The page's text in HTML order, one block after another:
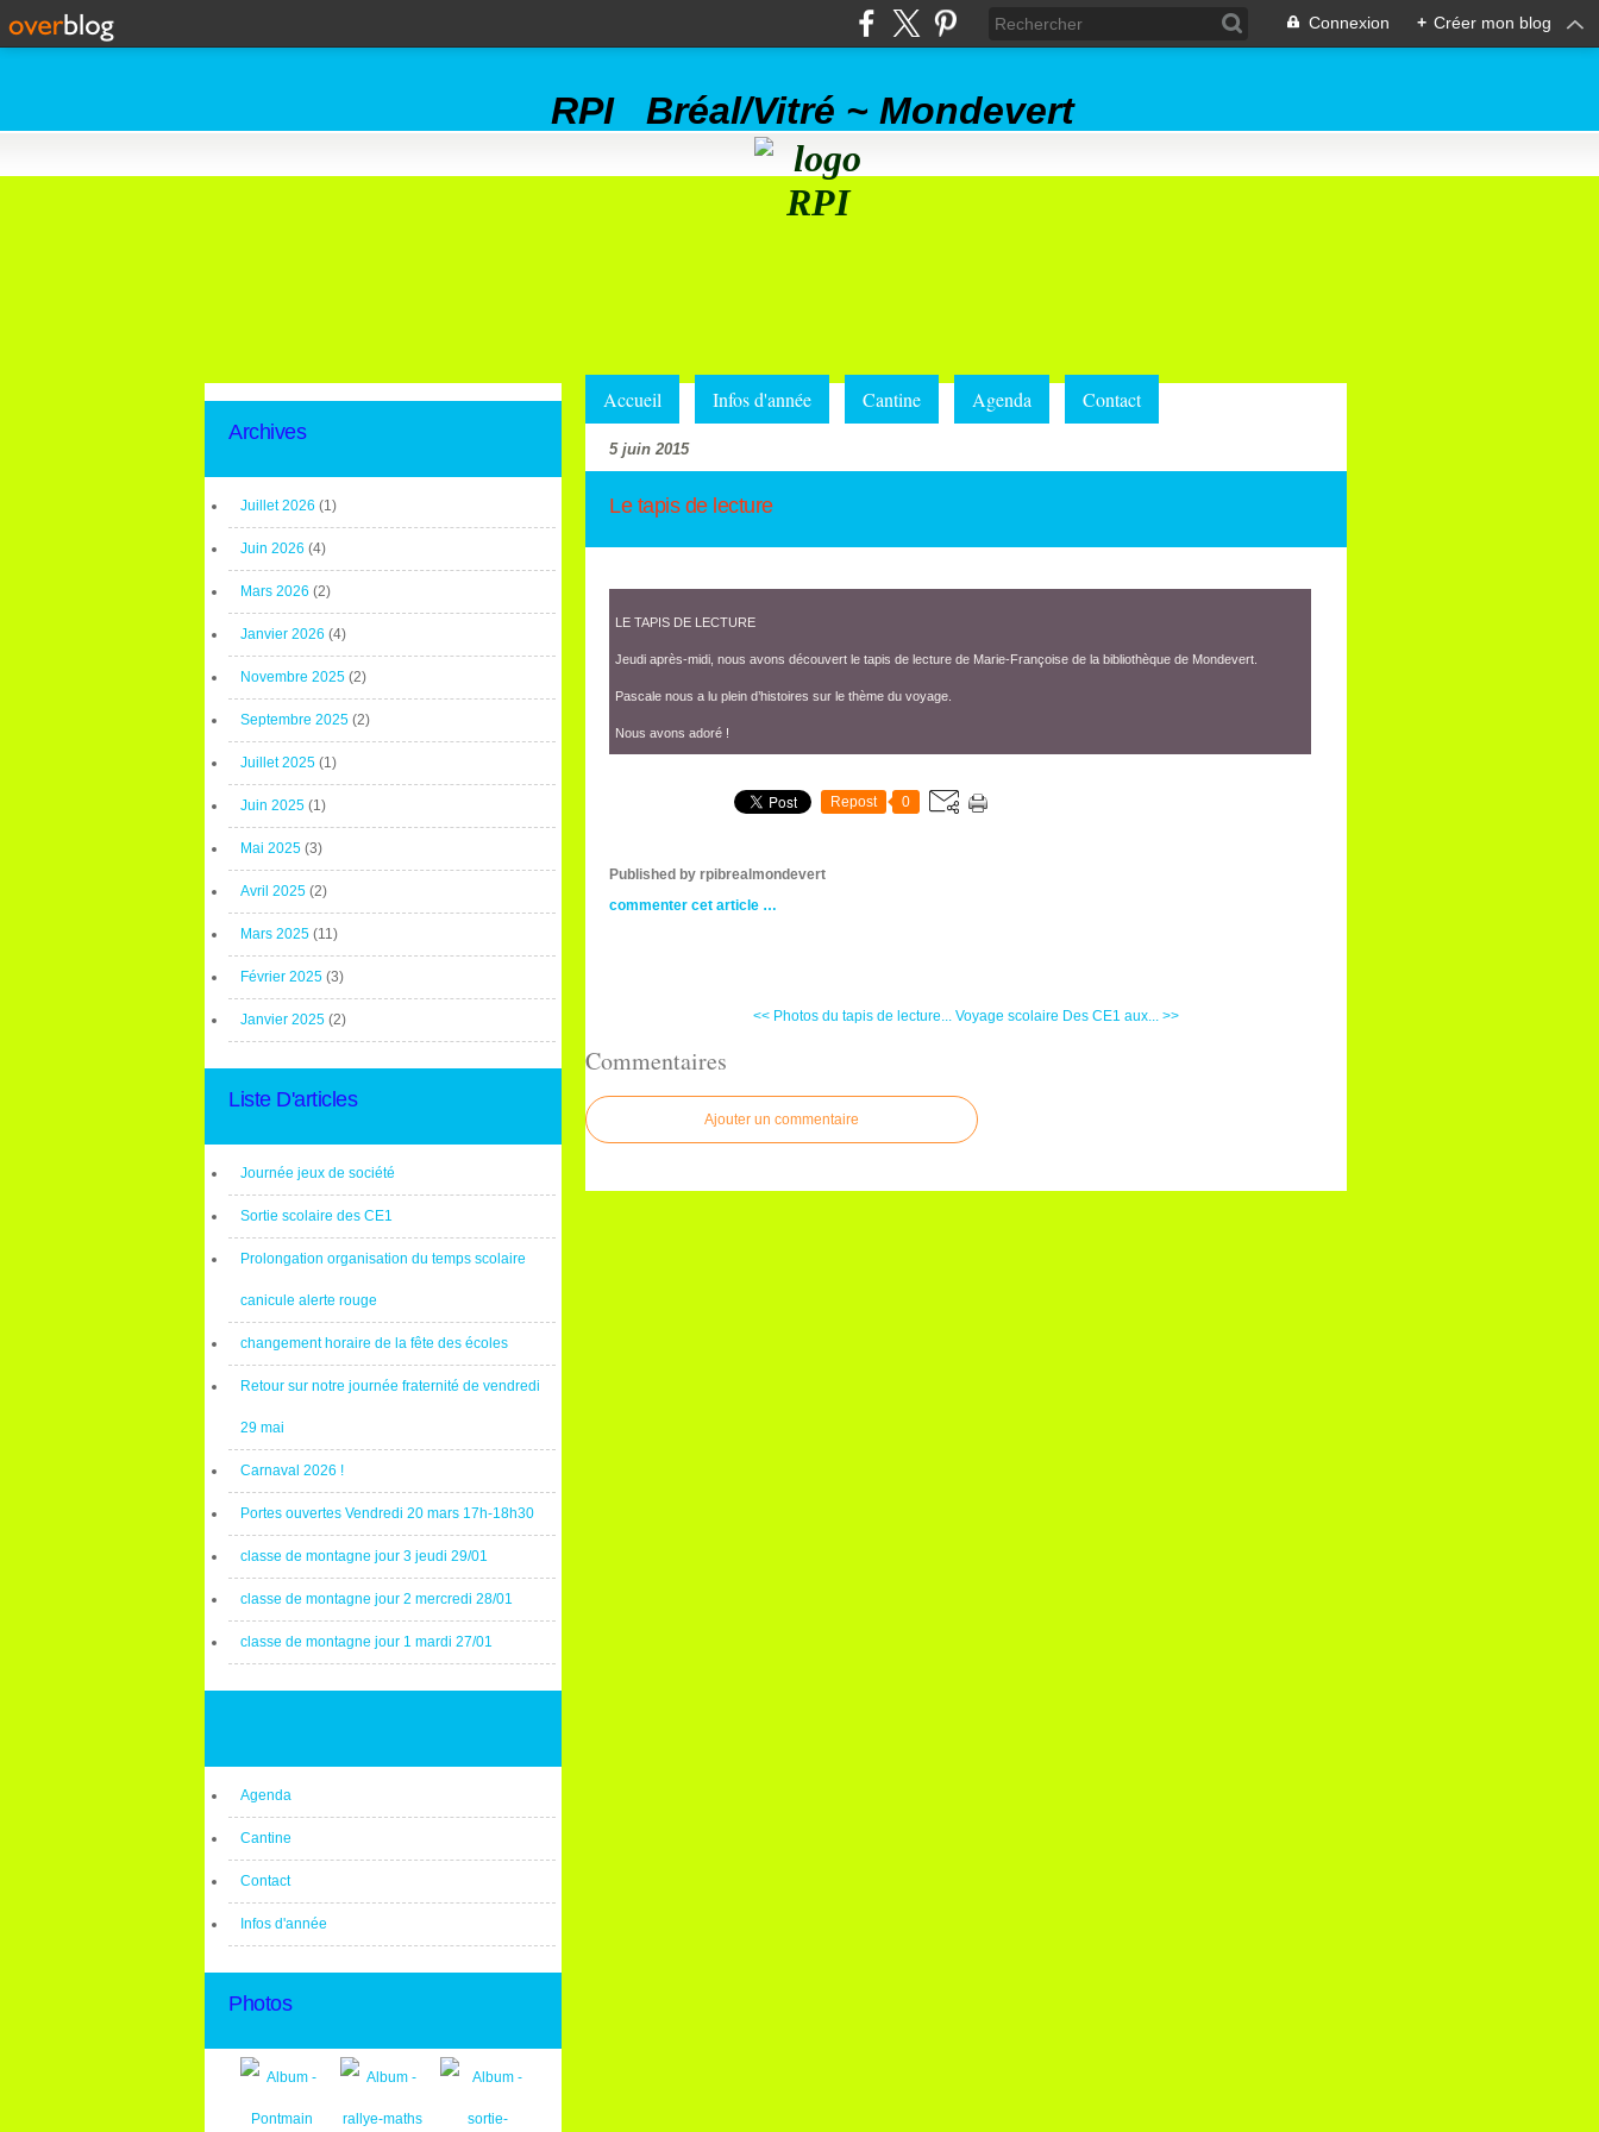
Connexion + Créer mon blog
RPI Bréal/Vitré ~ Mondevert
Archives
Juillet 2026 (1)
Juin 2026 (4)
Mars 2026 (2)
Janvier 2026 (4)
Novembre 2025 (2)
Septembre 2025 (2)
Juillet 2025 (1)
Juin 2025 (1)
Mai 2025 (3)
Avril 2025 (2)
Mars 2025 (11)
Février 2025 (3)
Janvier 2025 (2)
Liste D'articles
Journée jeux de société
Sortie scolaire des CE1
Prolongation organisation du temps scolaire
canicule alerte rouge
changement horaire de la fête des écoles
Retour sur notre journée fraternité de vendredi
29 mai
Carnaval 2026 !
Portes ouvertes Vendredi 20 mars 17h-18h30
classe de montagne jour 3 jeudi 29/01
classe de montagne jour 2 mercredi 28/01
classe de montagne jour 1 mardi 27/01
Agenda
Cantine
Contact
Infos d'année
Photos
Accueil Infos d'année Cantine Agenda Contact
5 juin 2015
Le tapis de lecture
LE TAPIS DE LECTURE
Jeudi après-midi, nous avons découvert le tapis de lecture de Marie-Françoise de la bibliothèque de Mondevert.
Pascale nous a lu plein d’histoires sur le thème du voyage.
Nous avons adoré !
Repost 0
Published by rpibrealmondevert
commenter cet article …
<< Photos du tapis de lecture... Voyage scolaire Des CE1 aux... >>
Commentaires
Ajouter un commentaire